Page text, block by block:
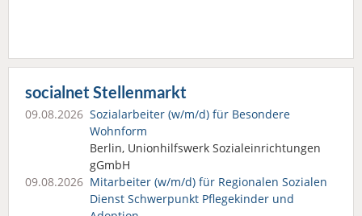
socialnet Stellenmarkt
09.08.2026 Sozialarbeiter (w/m/d) für Besondere
Wohnform
Berlin, Unionhilfswerk Sozialeinrichtungen
gGmbH
09.08.2026 Mitarbeiter (w/m/d) für Regionalen Sozialen
Dienst Schwerpunkt Pflegekinder und